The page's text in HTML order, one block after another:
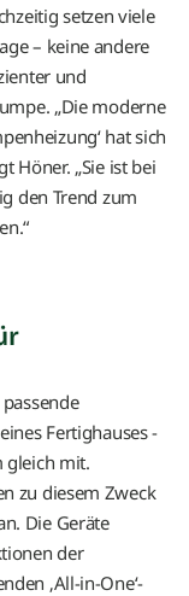
setzen viele
– keine andere
und
„Die moderne
hat sich
Höner. „Sie ist bei
den Trend zum
Fertighauses -
gleich mit.
zu diesem Zweck
Die Geräte
der
‚All-in-One‘-